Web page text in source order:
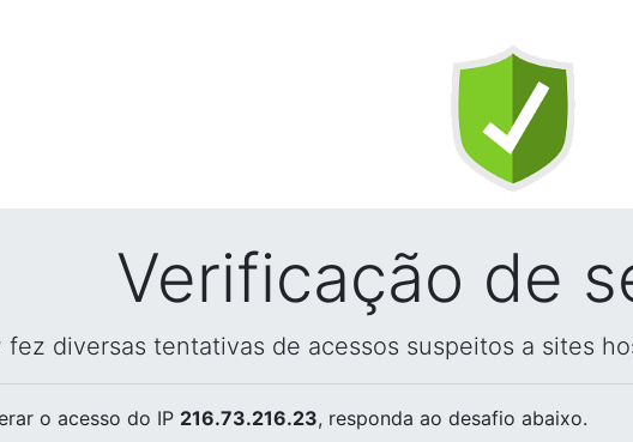
Verificação de
fez diversas tentativas de acessos suspeitos a sites
o acesso do IP 216.73.216.23, responda ao desafio abaixo.